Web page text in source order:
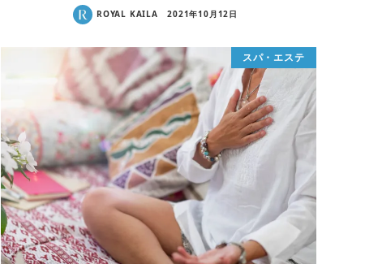
ROYAL KAILA 2021年10月12日
スパ・エステ